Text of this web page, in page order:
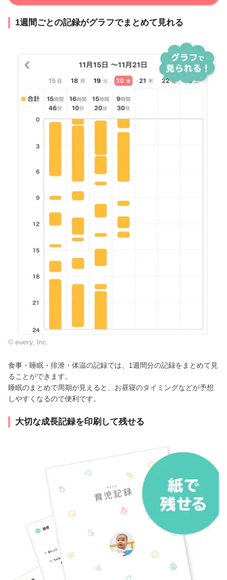
1週間ごとの記録がグラフでまとめて見れる
© every, Inc.
食事・睡眠・排泄・体温の記録では、1週間分の記録をまとめて見
ることができます。
睡眠のまとめで周期が見えると、お昼寝のタイミングなどが予想
しやすくなるので便利です。
大切な成長記録を印刷して残せる